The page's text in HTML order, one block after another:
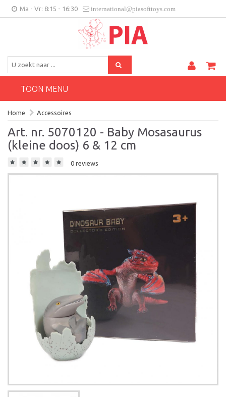
Ma - Vr: 8:15 - 16:30 international@piasofttoys.com
Klantenfeedback
BE/NL
TOON MENU
Home Accessoires
Art. nr. 5070120 - Baby Mosasaurus
(kleine doos) 6 & 12 cm
0 reviews